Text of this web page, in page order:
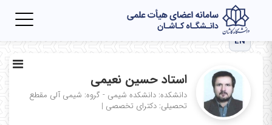
EN
استاد حسین نعیمی
دانشکده: دانشکده شیمی - گروه: شیمی آلی مقطع
تحصیلی: دکترای تخصصی |